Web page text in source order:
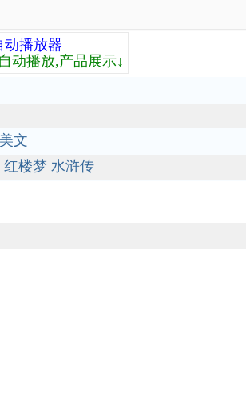
动播放器
动播放,产品展示↓
美文
红楼梦 水浒传